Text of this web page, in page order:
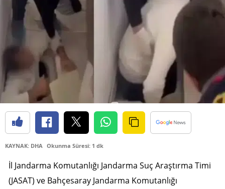
Bolu
Burdur
Bursa
Çanakkale
Diyarbakır
KAYNAK: DHA Okunma Süresi: 1 dk
İl Jandarma Komutanlığı Jandarma Suç Araştırma Timi
(JASAT) ve Bahçesaray Jandarma Komutanlığı